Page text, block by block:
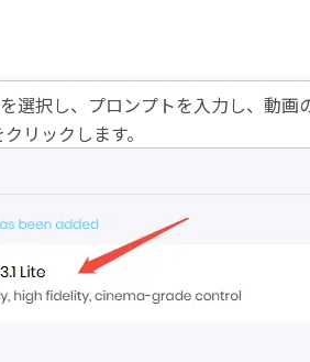
選択し、プロンプトを入力し、動
リックします。